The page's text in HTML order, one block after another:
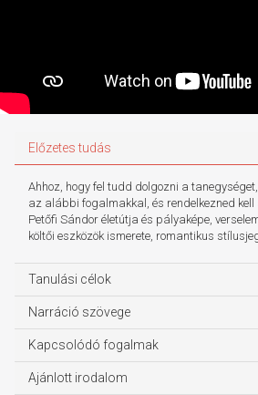
Előzetes tudás
Ahhoz, hogy fel tudd dolgozni a
az alábbi fogalmakkal, és rendelkezned
Petőfi Sándor életútja és pályaképe,
költői eszközök ismerete, romantikus
Tanulási célok
Narráció szövege
Kapcsolódó fogalmak
Ajánlott irodalom